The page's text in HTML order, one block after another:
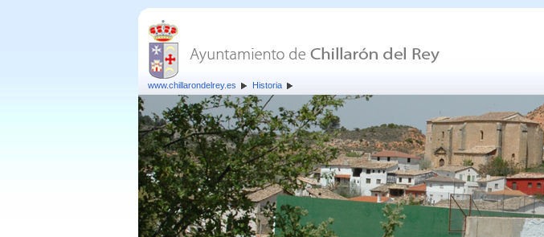
www.chillarondelrey.es Historia